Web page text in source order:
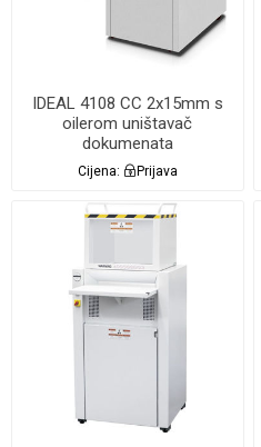
IDEAL 4108 CC 2x15mm s
oilerom uništavač
dokumenata
Cijena: Prijava